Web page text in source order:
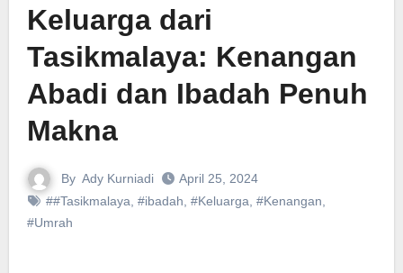
Keluarga dari
Tasikmalaya: Kenangan
Abadi dan Ibadah Penuh
Makna
By Ady Kurniadi
April 25, 2024
##Tasikmalaya, #ibadah, #Keluarga, #Kenangan,
#Umrah